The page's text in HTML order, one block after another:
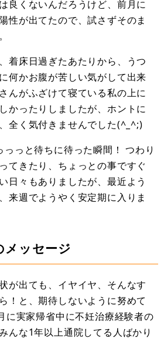
良くないんだろうけど、前月に
性が出てたので、試さずそのま
着床日過ぎたあたりから、うつ
何かお腹が苦しい気がして出来
んがふざけて寝ている私の上に
かったりしましたが、ホントに
全く気付きませんでした(^_^;)
っと待ちに待った瞬間！ つわり
てきたり、ちょっとの事ですぐ
日々もありましたが、最近よう
来週でようやく安定期に入りま
メッセージ
が出ても、イヤイヤ、そんなす
！と、期待しないように努めて
に実家帰省中に不妊治療経験者の
んな1年以上通院してる人ばかり